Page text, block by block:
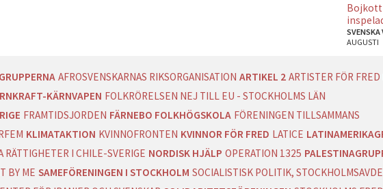
AUGUSTI
AFROSVENSKARNAS RIKSORGANISATION ARTIKEL 2 ARTISTER FÖR FRED
KÄRNVAPEN FOLKRÖRELSEN NEJ TILL EU - STOCKHOLMS LÄN
FRAMTIDSJORDEN FÄRNEBO FOLKHÖGSKOLA FÖRENINGEN TILLSAMMANS
KLIMATAKTION KVINNOFRONTEN KVINNOR FÖR FRED LATICE
RÄTTIGHETER I CHILE-SVERIGE NORDISK HJÄLP OPERATION 1325
BY ME SAMEFÖRENINGEN I STOCKHOLM SOCIALISTISK POLITIK,